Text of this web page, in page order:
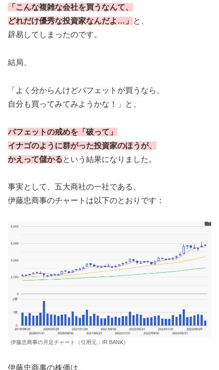
「こんな複雑な会社を買うなんて、
どれだけ優秀な投資家なんだよ…」
と、
辟易してしまったのです。
結局、
「よく分からんけどバフェットが買うなら、
自分も買ってみてみようかな！」と、
バフェットの戒めを「破って」
イナゴのように群がった投資家のほうが、
かえって儲かるという結果になりました。
事実として、五大商社の一社である、
伊藤忠商事のチャートは以下のとおりです：
伊藤忠商事の月足チャート（引用元：IR BANK）
伊藤忠商事の株価は、